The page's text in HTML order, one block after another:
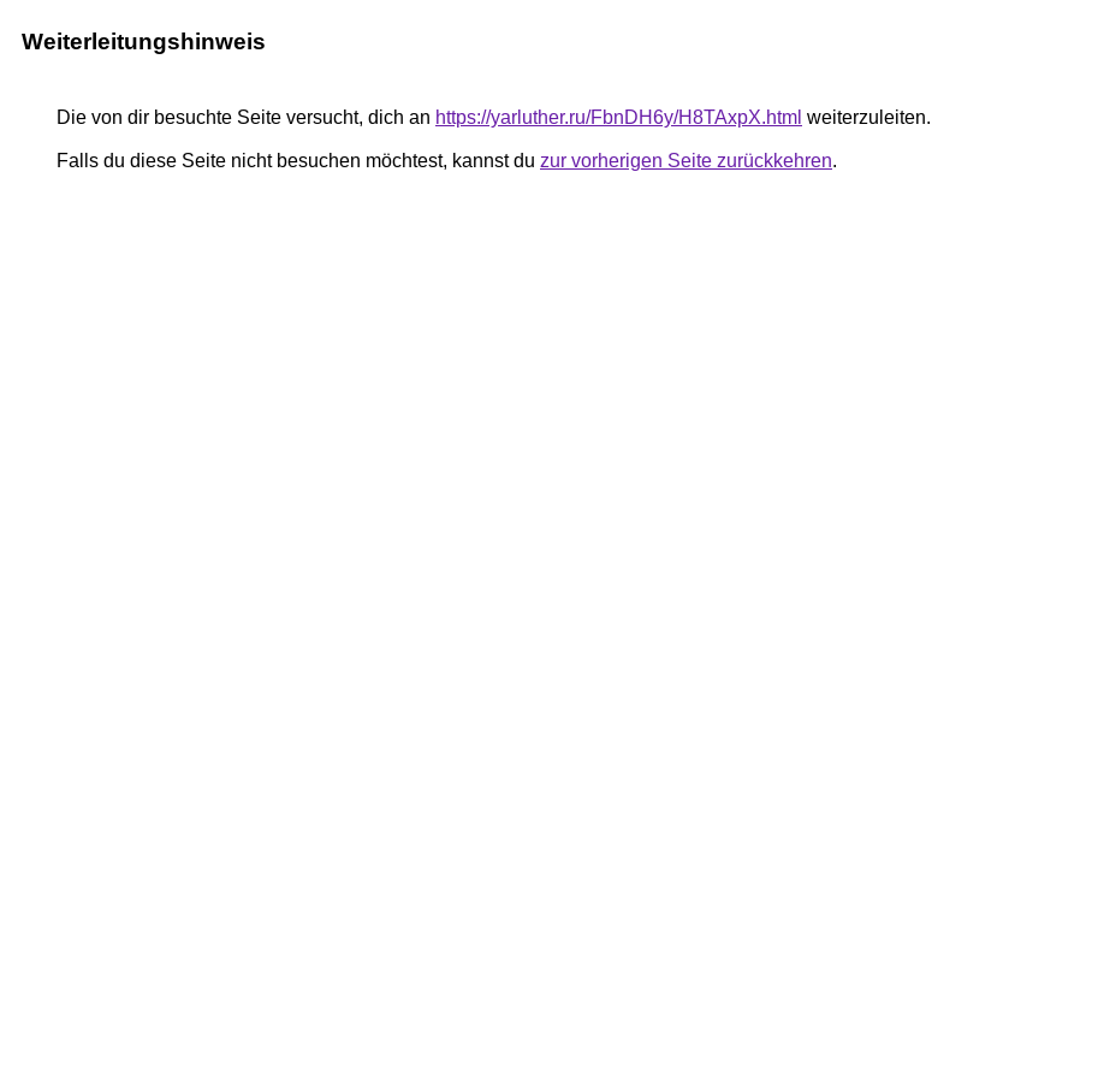
Weiterleitungshinweis
Die von dir besuchte Seite versucht, dich an https://yarluther.ru/FbnDH6y/H8TAxpX.html weiterzuleiten.
Falls du diese Seite nicht besuchen möchtest, kannst du zur vorherigen Seite zurückkehren.